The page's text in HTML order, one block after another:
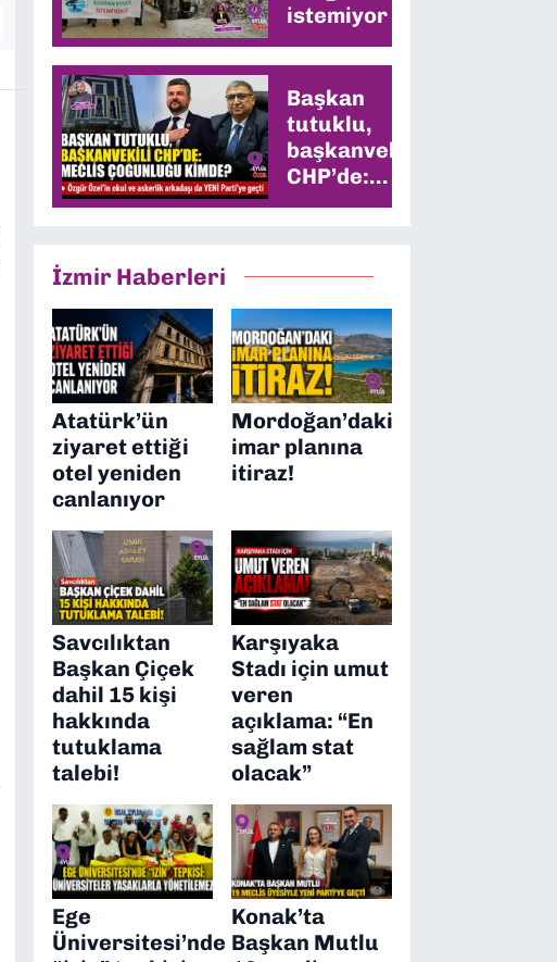
istemiyor
Başkan
tutuklu,
başkanvekili
CHP’de:
Meclis
İzmir Haberleri
Atatürk’ün
ziyaret ettiği
otel yeniden
canlanıyor
Mordoğan’daki
imar planına
itiraz!
Savcılıktan
Başkan Çiçek
dahil 15 kişi
hakkında
tutuklama
talebi!
Karşıyaka
Stadı için umut
veren
açıklama: “En
sağlam stat
olacak”
Ege
Üniversitesi’nde
Konak’ta
Başkan Mutlu